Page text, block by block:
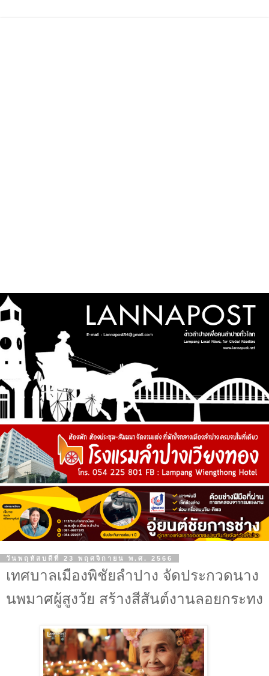
วันพฤหัสบดีที่ 23 พฤศจิกายน พ.ศ. 2566
เทศบาลเมืองพิชัยลำปาง จัดประกวดนาง
นพมาศผู้สูงวัย สร้างสีสันต์งานลอยกระทง